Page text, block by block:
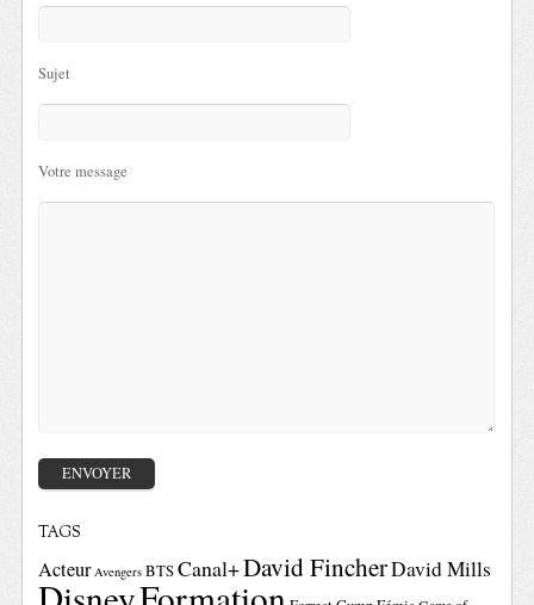
Sujet
Votre message
TAGS
Acteur Avengers BTSCanal+David FincherDavid Mills